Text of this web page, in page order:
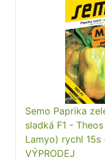
Semo Paprika
sladká F1 -
Lamyo) rychl
VÝPRODEJ